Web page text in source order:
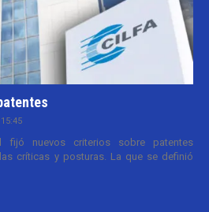
fijó nuevos criterios sobre patentes
críticas y posturas. La que se definió